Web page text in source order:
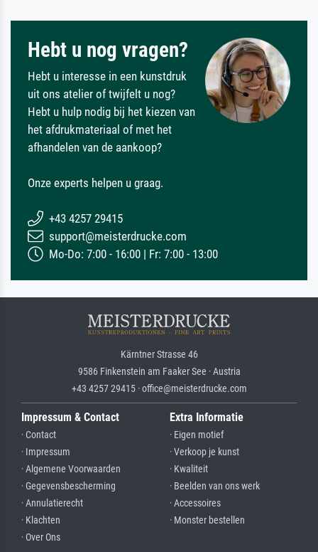
Hebt u nog vragen?
Hebt u interesse in een kunstdruk
uit ons atelier of twijfelt u nog?
Hebt u hulp nodig bij het kiezen van
het afdrukmateriaal of met het
afhandelen van de aankoop?
Onze experts helpen u graag.
+43 4257 29415
support@meisterdrucke.com
Mo-Do: 7:00 - 16:00 | Fr: 7:00 - 13:00
Kärntner Strasse 46
9586 Finkenstein am Faaker See · Austria
+43 4257 29415 · office@meisterdrucke.com
Impressum & Contact
· Contact
· Impressum
· Algemene Voorwaarden
· Gegevensbescherming
· Annulatierecht
· Klachten
· Over Ons
Extra Informatie
· Eigen motief
· Verkoop je kunst
· Kwaliteit
· Beelden van ons werk
· Accessoires
· Monster bestellen